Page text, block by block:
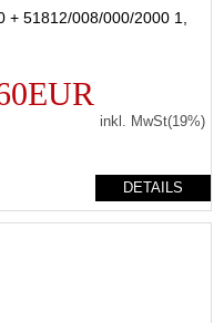
51812/008/000/2000 1,
inkl. MwSt(19%)
DETAILS